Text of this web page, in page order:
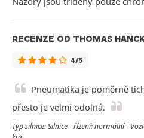
RECENZE OD THOMAS
4/5
Pneumatika je poměrně
přesto je velmi odolná.
Typ silnice: Silnice - řízení: normální -